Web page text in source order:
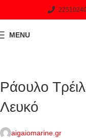
MENU
Ράουλο
Λευκό
aigaiomarine.gr